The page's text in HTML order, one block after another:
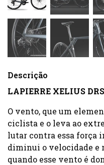
Descrição
LAPIERRE XELIUS DRS
O vento, que um
ciclista e o leva ao
lutar contra essa força
diminui o velocidade e
quando esse vento é